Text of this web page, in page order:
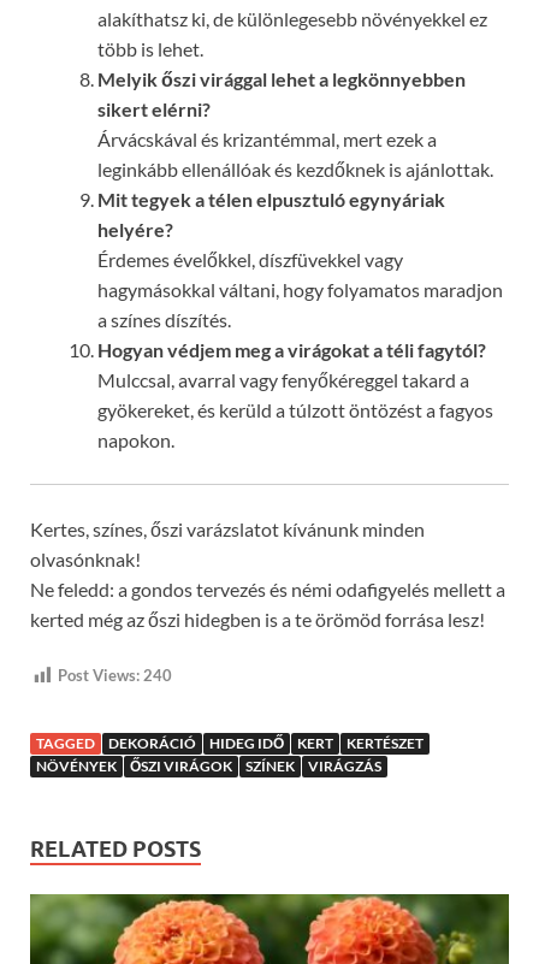
alakíthatsz ki, de különlegesebb növényekkel ez
több is lehet.
Melyik őszi virággal lehet a legkönnyebben
sikert elérni?
Árvácskával és krizantémmal, mert ezek a
leginkább ellenállóak és kezdőknek is ajánlottak.
Mit tegyek a télen elpusztuló egynyáriak
helyére?
Érdemes évelőkkel, díszfüvekkel vagy
hagymásokkal váltani, hogy folyamatos maradjon
a színes díszítés.
Hogyan védjem meg a virágokat a téli fagytól?
Mulccsal, avarral vagy fenyőkéreggel takard a
gyökereket, és kerüld a túlzott öntözést a fagyos
napokon.
Kertes, színes, őszi varázslatot kívánunk minden
olvasónknak!
Ne feledd: a gondos tervezés és némi odafigyelés mellett a
kerted még az őszi hidegben is a te örömöd forrása lesz!
Post Views: 240
TAGGED DEKORÁCIÓ HIDEG IDŐ KERT
KERTÉSZET
NÖVÉNYEK
ŐSZI VIRÁGOK SZÍNEK VIRÁGZÁS
RELATED POSTS